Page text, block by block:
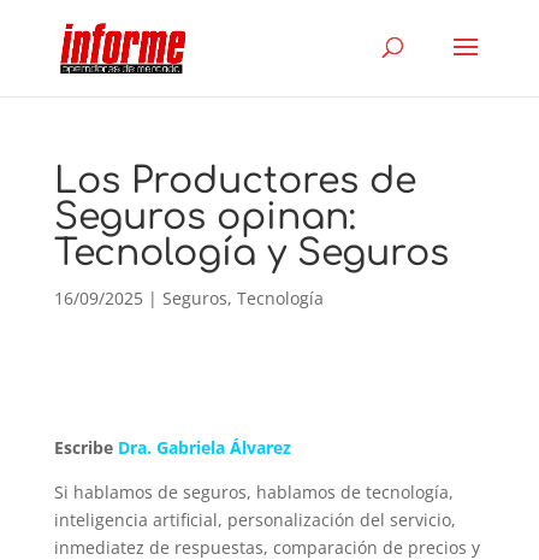
Los Productores de
Seguros opinan:
Tecnología y Seguros
16/09/2025| Seguros, Tecnología
Escribe Dra. Gabriela Álvarez
Si hablamos de seguros, hablamos de tecnología,
inteligencia artificial, personalización del servicio,
inmediatez de respuestas, comparación de precios y